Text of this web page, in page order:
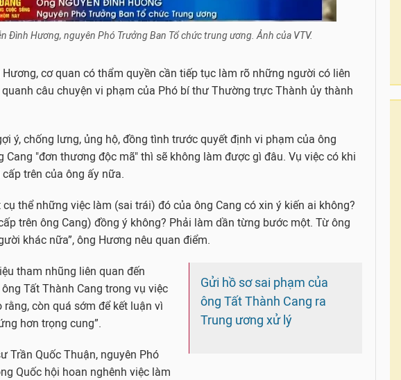
Đình Hương, nguyên Phó Trưởng Ban Tổ chức trung ương. Ảnh của VTV.
Hương, cơ quan có thẩm quyền cần tiếp tục làm rõ những người có liên
câu chuyện vi phạm của Phó bí thư Thường trực Thành ủy thành
ý, chống lưng, ủng hộ, đồng tình trước quyết định vi phạm của ông
Cang "đơn thương độc mã" thì sẽ không làm được gì đâu. Vụ việc có khi
trên của ông ấy nữa.
cụ thể những việc làm (sai trái) đó của ông Cang có xin ý kiến ai không?
trên ông Cang) đồng ý không? Phải làm dần từng bước một. Từ ông
khác nữa”, ông Hương nêu quan điểm.
Gửi hồ sơ sai phạm của
ông Tất Thành Cang ra
Trung ương xử lý
tham nhũng liên quan đến
Tất Thành Cang trong vụ việc
rằng, còn quá sớm để kết luận vì
hơn trọng cung”.
Trần Quốc Thuận, nguyên Phó
Quốc hội hoan nghênh việc làm